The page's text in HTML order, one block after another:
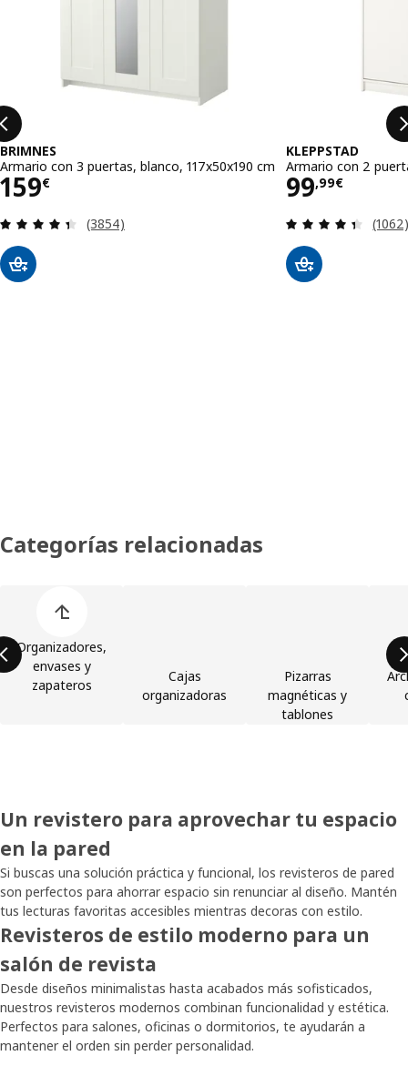
BRIMNES
Armario con 3 puertas, blanco, 117x50x190 cm
159€
Precio 159€
Revisa: 4.4 de 5 estrellas. Total opiniones:
(3854)
KLEPPSTAD
Armario con 2
99,99€
Precio
Categorías relacionadas
Organizadores,
envases y
zapateros
Cajas
organizadoras
Pizarras
magnéticas y
tablones
Un revistero para aprovechar tu espacio
en la pared
Si buscas una solución práctica y funcional, los revisteros de pared
son perfectos para ahorrar espacio sin renunciar al diseño. Mantén
tus lecturas favoritas accesibles mientras decoras con estilo.
Revisteros de estilo moderno para un
salón de revista
Desde diseños minimalistas hasta acabados más sofisticados,
nuestros revisteros modernos combinan funcionalidad y estética.
Perfectos para salones, oficinas o dormitorios, te ayudarán a
mantener el orden sin perder personalidad.